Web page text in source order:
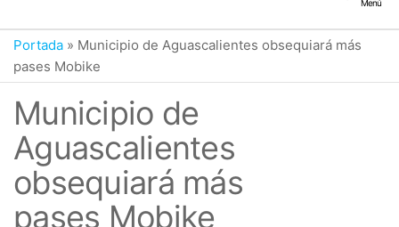
Menú
Portada » Municipio de Aguascalientes obsequiará más
pases Mobike
Municipio de
Aguascalientes
obsequiará más
pases Mobike